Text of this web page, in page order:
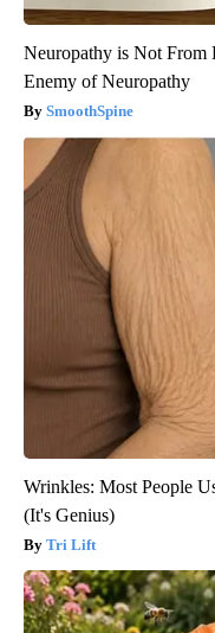
Neuropathy is Not
Enemy of Neuropathy
SmoothSpine
Wrinkles: Most People
(It's Genius)
Tri Lift